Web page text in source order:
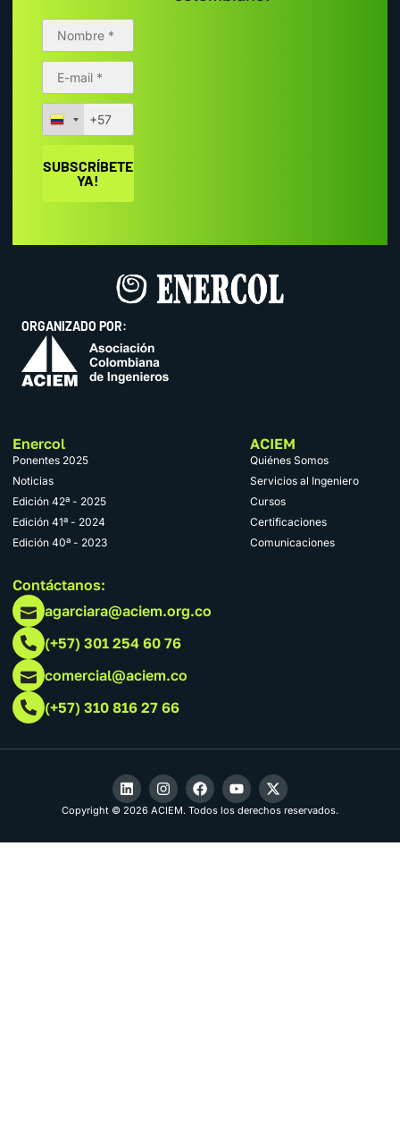
ORGANIZADO POR:
Enercol
Ponentes 2025
Noticias
Edición 42ª - 2025
Edición 41ª - 2024
Edición 40ª - 2023
ACIEM
Quiénes Somos
Servicios al Ingeniero
Cursos
Certificaciones
Comunicaciones
Contáctanos:
agarciara@aciem.org.co
(+57) 301 254 60 76
comercial@aciem.co
(+57) 310 816 27 66
Copyright © 2026 ACIEM. Todos los derechos reservados.